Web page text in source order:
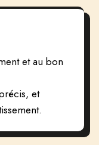
et au bon
et